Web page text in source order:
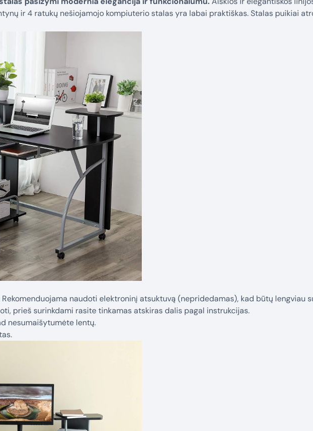
ir 4 ratukų nešiojamojo kompiuterio stalas yra labai praktiškas. Stalas puikiai
naudoti elektroninį atsuktuvą (nepridedamas), kad būtų lengviau
prieš surinkdami rasite tinkamas atskiras dalis pagal instrukcijas.
nesumaišytumėte lentų.